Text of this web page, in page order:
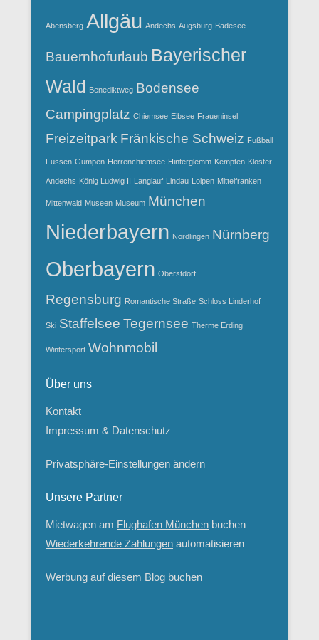
Abensberg Allgäu Andechs Augsburg Badesee
Bauernhofurlaub Bayerischer
Wald Benediktweg Bodensee
Campingplatz Chiemsee Eibsee Fraueninsel
Freizeitpark Fränkische Schweiz Fußball
Füssen Gumpen Herrenchiemsee Hinterglemm Kempten Kloster
Andechs König Ludwig II Langlauf Lindau Loipen Mittelfranken
Mittenwald Museen Museum München
Niederbayern Nördlingen Nürnberg
Oberbayern Oberstdorf
Regensburg Romantische Straße Schloss Linderhof
Ski Staffelsee Tegernsee Therme Erding
Wintersport Wohnmobil
Über uns
Kontakt
Impressum & Datenschutz
Privatsphäre-Einstellungen ändern
Unsere Partner
Mietwagen am Flughafen München buchen
Wiederkehrende Zahlungen automatisieren
Werbung auf diesem Blog buchen